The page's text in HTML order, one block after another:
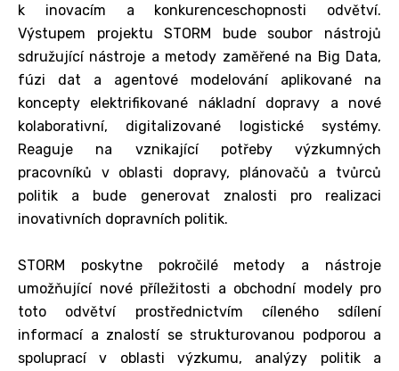
k inovacím a konkurenceschopnosti odvětví.
Výstupem projektu STORM bude soubor nástrojů
sdružující nástroje a metody zaměřené na Big Data,
fúzi dat a agentové modelování aplikované na
koncepty elektrifikované nákladní dopravy a nové
kolaborativní, digitalizované logistické systémy.
Reaguje na vznikající potřeby výzkumných
pracovníků v oblasti dopravy, plánovačů a tvůrců
politik a bude generovat znalosti pro realizaci
inovativních dopravních politik.
STORM poskytne pokročilé metody a nástroje
umožňující nové příležitosti a obchodní modely pro
toto odvětví prostřednictvím cíleného sdílení
informací a znalostí se strukturovanou podporou a
spoluprací v oblasti výzkumu, analýzy politik a